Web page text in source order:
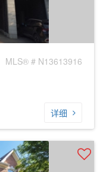
MLS® # N13613916
详细